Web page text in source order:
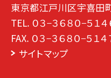
東京都江戸川区宇喜田
TEL. ０３−３６８０−５１４
FAX. ０３−３６８０−５１４
サイトマップ